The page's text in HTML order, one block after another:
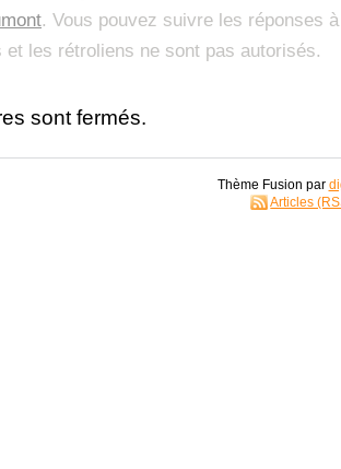
. Vous pouvez suivre les réponses
et les rétroliens ne sont pas autorisés.
sont fermés.
Thème Fusion par
Articles